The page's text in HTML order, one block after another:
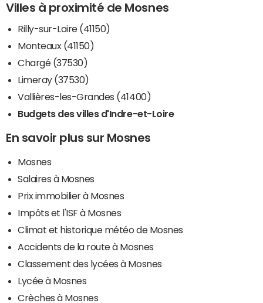
Villes à proximité de Mosnes
Rilly-sur-Loire (41150)
Monteaux (41150)
Chargé (37530)
Limeray (37530)
Vallières-les-Grandes (41400)
Budgets des villes d'Indre-et-Loire
En savoir plus sur Mosnes
Mosnes
Salaires à Mosnes
Prix immobilier à Mosnes
Impôts et l'ISF à Mosnes
Climat et historique météo de Mosnes
Accidents de la route à Mosnes
Classement des lycées à Mosnes
Lycée à Mosnes
Crèches à Mosnes